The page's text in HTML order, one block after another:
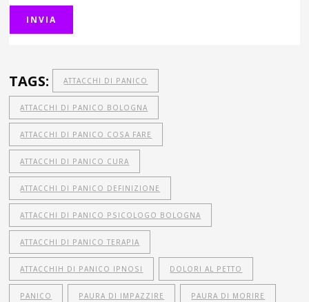
TAGS: ATTACCHI DI PANICO
ATTACCHI DI PANICO BOLOGNA
ATTACCHI DI PANICO COSA FARE
ATTACCHI DI PANICO CURA
ATTACCHI DI PANICO DEFINIZIONE
ATTACCHI DI PANICO PSICOLOGO BOLOGNA
ATTACCHI DI PANICO TERAPIA
ATTACCHIH DI PANICO IPNOSI DOLORI AL PETTO
PANICO PAURA DI IMPAZZIRE PAURA DI MORIRE